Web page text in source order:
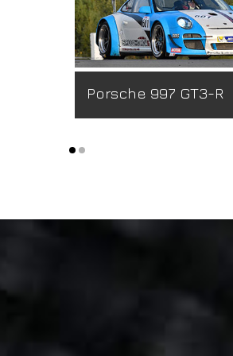
Porsche 997 GT3-R